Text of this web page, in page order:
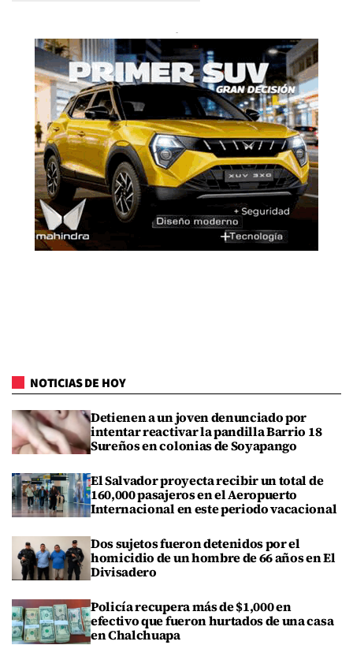
NOTICIAS DE HOY
Detienen a un joven denunciado por
intentar reactivar la pandilla Barrio 18
Sureños en colonias de Soyapango
El Salvador proyecta recibir un total de
160,000 pasajeros en el Aeropuerto
Internacional en este periodo vacacional
Dos sujetos fueron detenidos por el
homicidio de un hombre de 66 años en El
Divisadero
Policía recupera más de $1,000 en
efectivo que fueron hurtados de una casa
en Chalchuapa